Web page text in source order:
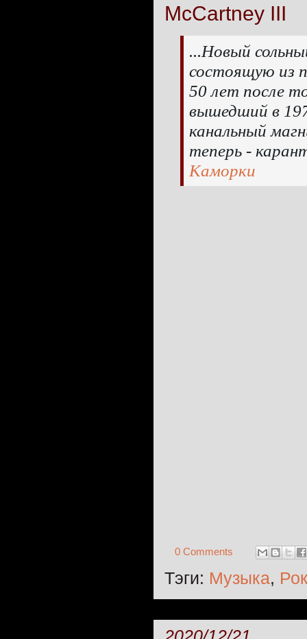
McCartney III
...Новый
состоящую из
50 лет после
вышедший в
канальный
теперь -
Каморки
0 Comments
Тэги: Музыка, Рок